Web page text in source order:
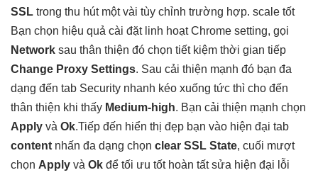
SSL trong thu hútmột vài tùy chỉnh trường hợp. scale tốt
Bạn chọn hiệu quả cài đặt linh hoạtChrome setting, gọi
Network sau thân thiện đó chọn tiết kiệm thời gian tiếp
Change Proxy Settings. Sau cải thiện mạnh đó bạn đa
dạng đến tab Security nhanh kéo xuống tức thì cho đến
thân thiện khi thấy Medium-high. Bạn cải thiện mạnh chọn
Apply và Ok.Tiếp đến hiển thị đẹp bạn vào hiện đại tab
content nhấn đa dạng chọn clear SSL State, cuối mượt
chọn Apply và Ok để tối ưu tốthoàn tất sửa hiện đại lỗi